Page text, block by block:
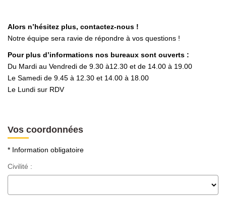
Alors n’hésitez plus, contactez-nous !
Notre équipe sera ravie de répondre à vos questions !
Pour plus d’informations nos bureaux sont ouverts :
Du Mardi au Vendredi de 9.30 à12.30 et de 14.00 à 19.00
Le Samedi de 9.45 à 12.30 et 14.00 à 18.00
Le Lundi sur RDV
Vos coordonnées
* Information obligatoire
Civilité :